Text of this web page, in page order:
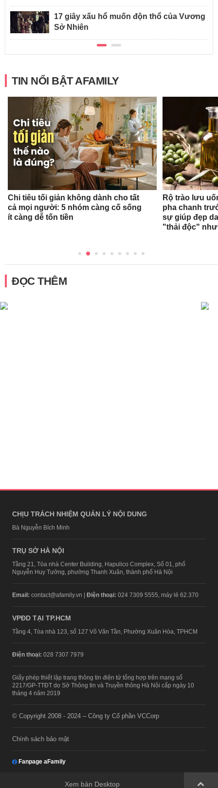
17 giây xấu hổ muốn độn thổ của Vương
Sở Nhiên
TIN NỔI BẬT AFAMILY
Chi tiêu tối giản không dành cho tất
cả mọi người: 5 nhóm càng cố sống
ít càng dễ tốn tiền
Rộ trào lưu
pha chanh
sự giúp đẹp
"thải độc"
ĐỌC THÊM
CHỊU TRÁCH NHIỆM QUẢN LÝ NỘI DUNG
Bà Nguyễn Bích Minh
TRỤ SỞ HÀ NỘI
Tầng 21, Tòa nhà Center Building, Hapulico Complex, Số 01, phố
Nguyễn Huy Tưởng, phường Thanh Xuân, thành phố Hà Nội
Email: contact@afamily.vn | Điện thoại: 024 7309 5555, máy lẻ 62.370
VPĐD TẠI TP.HCM
Tầng 4, Tòa nhà 123, số 127 Võ Văn Tần, Phường Xuân Hòa, TPHCM
Điện thoại: 028 7307 7979
Giấy phép thiết lập trang thông tin điện tử tổng hợp trên mạng số
2217/GP-TTĐT do Sở Thông tin và Truyền thông Hà Nội cấp ngày 10
tháng 4 năm 2019
© Copyright 2008 - 2024 – Công ty Cổ phần VCCorp
Chính sách bảo mật
Fanpage aFamily
Xem bản Desktop